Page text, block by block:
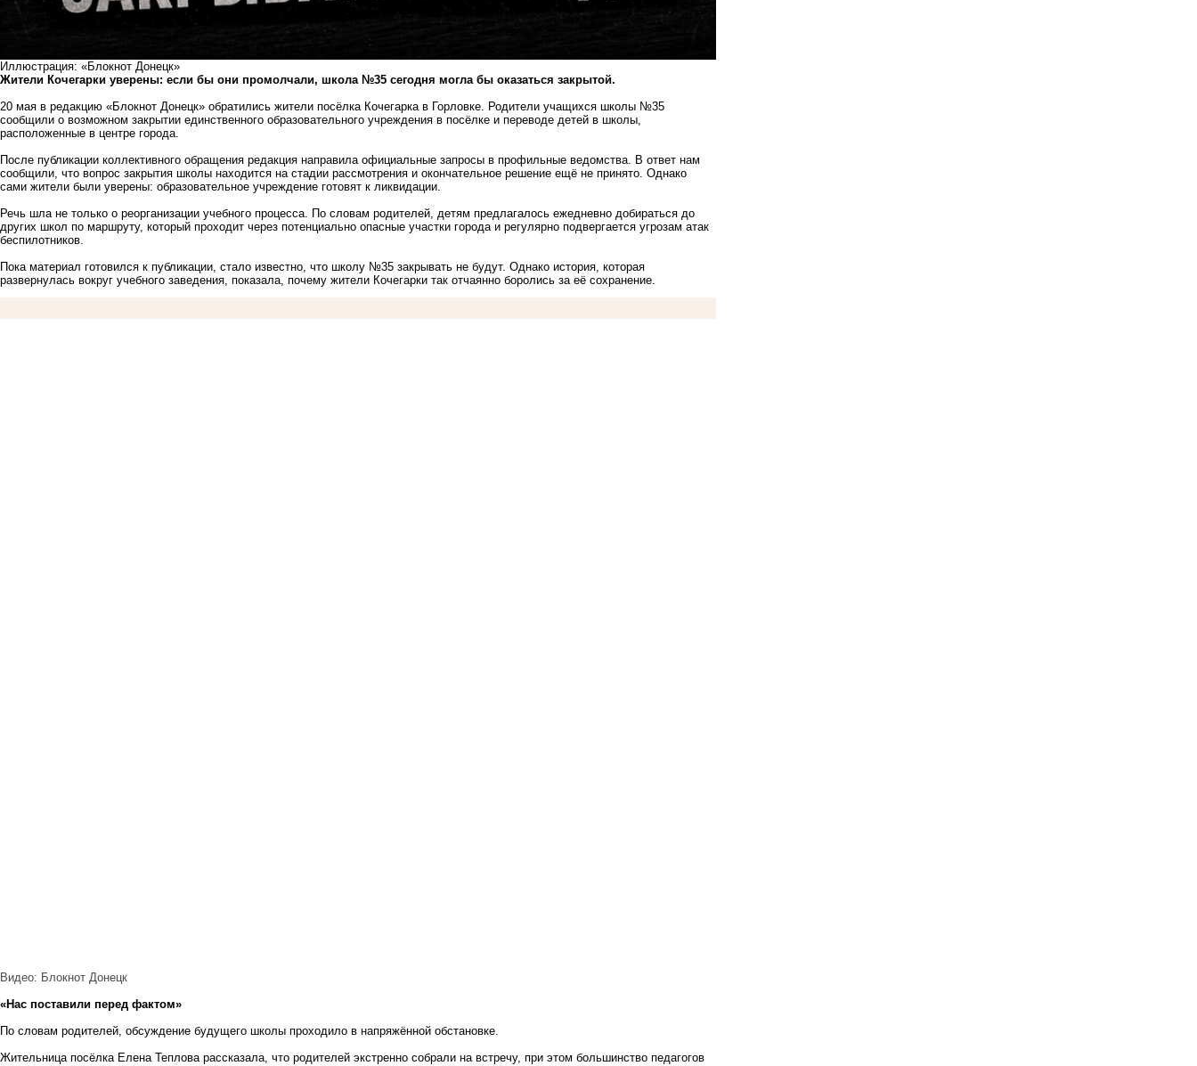
Иллюстрация: «Блокнот Донецк»
Жители Кочегарки уверены: если бы они промолчали, школа №35 сегодня могла бы оказаться закрытой.
20 мая в редакцию «Блокнот Донецк» обратились жители посёлка Кочегарка в Горловке. Родители учащихся школы №35
сообщили о возможном закрытии единственного образовательного учреждения в посёлке и переводе детей в школы,
расположенные в центре города.
После публикации коллективного обращения редакция направила официальные запросы в профильные ведомства. В ответ нам
сообщили, что вопрос закрытия школы находится на стадии рассмотрения и окончательное решение ещё не принято. Однако
сами жители были уверены: образовательное учреждение готовят к ликвидации.
Речь шла не только о реорганизации учебного процесса. По словам родителей, детям предлагалось ежедневно добираться до
других школ по маршруту, который проходит через потенциально опасные участки города и регулярно подвергается угрозам атак
беспилотников.
Пока материал готовился к публикации, стало известно, что школу №35 закрывать не будут. Однако история, которая
развернулась вокруг учебного заведения, показала, почему жители Кочегарки так отчаянно боролись за её сохранение.
Видео: Блокнот Донецк
«Нас поставили перед фактом»
По словам родителей, обсуждение будущего школы проходило в напряжённой обстановке.
Жительница посёлка Елена Теплова рассказала, что родителей экстренно собрали на встречу, при этом большинство педагогов